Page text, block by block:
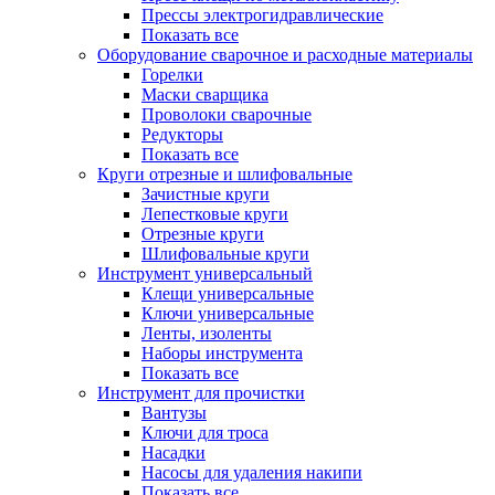
Прессы электрогидравлические
Показать все
Оборудование сварочное и расходные материалы
Горелки
Маски сварщика
Проволоки сварочные
Редукторы
Показать все
Круги отрезные и шлифовальные
Зачистные круги
Лепестковые круги
Отрезные круги
Шлифовальные круги
Инструмент универсальный
Клещи универсальные
Ключи универсальные
Ленты, изоленты
Наборы инструмента
Показать все
Инструмент для прочистки
Вантузы
Ключи для троса
Насадки
Насосы для удаления накипи